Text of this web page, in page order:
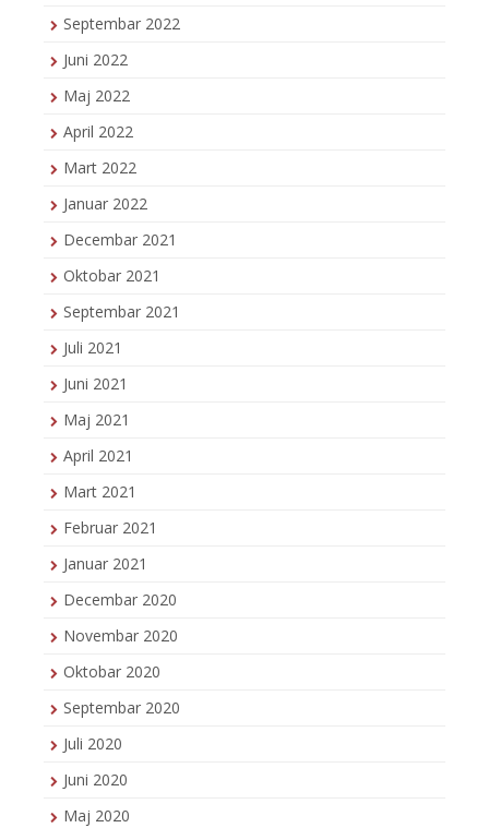
Septembar 2022
Juni 2022
Maj 2022
April 2022
Mart 2022
Januar 2022
Decembar 2021
Oktobar 2021
Septembar 2021
Juli 2021
Juni 2021
Maj 2021
April 2021
Mart 2021
Februar 2021
Januar 2021
Decembar 2020
Novembar 2020
Oktobar 2020
Septembar 2020
Juli 2020
Juni 2020
Maj 2020